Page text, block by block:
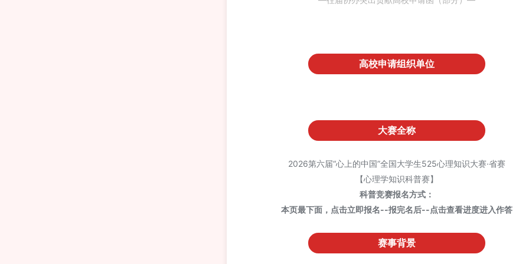
高校申请组织单位
大赛全称
2026第六届“心上的中国”全国大学生525心理知识大赛·省赛
【心理学知识科普赛】
科普竞赛报名方式：
本页最下面，点击立即报名--报完名后--点击查看进度进入作答
赛事背景